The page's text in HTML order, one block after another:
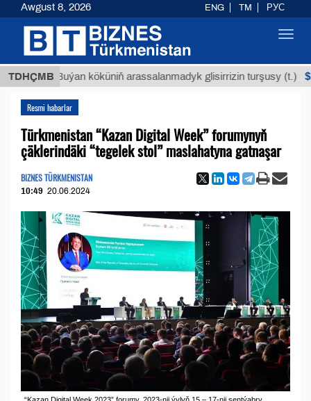
TDHÇMB
Buýan köküniň arassalanmadyk glisirrizin turşusy (t.)
Resmi habarlar
Türkmenistan “Kazan Digital Week” forumynyň
çäklerindäki “tegelek stol” maslahatyna gatnaşar
BIZNES TÜRKMENISTAN
10:49 20.06.2024
Awgust 8, 2026 ENG TM РУС